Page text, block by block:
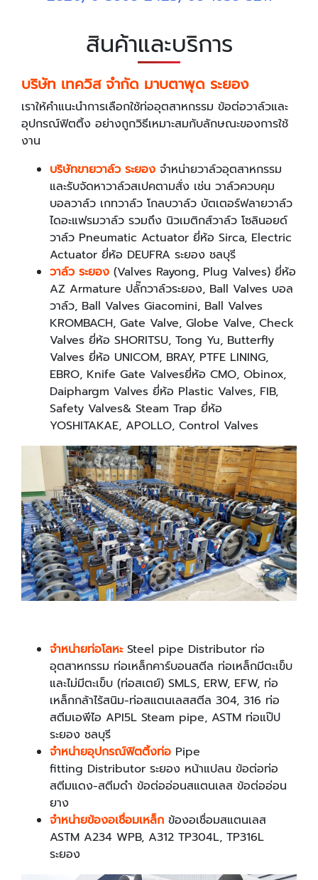
สินค้าและบริการ
บริษัท เทควิส จำกัด มาบตาพุด ระยอง
เราให้คำแนะนำการเลือกใช้ท่ออุตสาหกรรม ข้อต่อวาล์วและ
อุปกรณ์ฟิตติ้ง อย่างถูกวิธีเหมาะสมกับลักษณะของการใช้
งาน
บริษัทขายวาล์ว ระยอง จำหน่ายวาล์วอุตสาหกรรม
และรับจัดหาวาล์วสเปคตามสั่ง เช่น วาล์วควบคุม
บอลวาล์ว เกทวาล์ว โกลบวาล์ว บัตเตอร์ฟลายวาล์ว
ไดอะแฟรมวาล์ว รวมถึง นิวเมติกส์วาล์ว โซลินอยด์
วาล์ว Pneumatic Actuator ยี่ห้อ Sirca, Electric
Actuator ยี่ห้อ DEUFRA ระยอง ชลบุรี
วาล์ว ระยอง (Valves Rayong, Plug Valves) ยี่ห้อ
AZ Armature ปลั๊กวาล์วระยอง, Ball Valves บอล
วาล์ว, Ball Valves Giacomini, Ball Valves
KROMBACH, Gate Valve, Globe Valve, Check
Valves ยี่ห้อ SHORITSU, Tong Yu, Butterfly
Valves ยี่ห้อ UNICOM, BRAY, PTFE LINING,
EBRO, Knife Gate Valvesยี่ห้อ CMO, Obinox,
Daiphargm Valves ยี่ห้อ Plastic Valves, FIB,
Safety Valves& Steam Trap ยี่ห้อ
YOSHITAKAE, APOLLO, Control Valves
จำหน่ายท่อโลหะSteel pipe Distributor ท่อ
อุตสาหกรรม ท่อเหล็กคาร์บอนสตีล ท่อเหล็กมีตะเข็บ
และไม่มีตะเข็บ (ท่อสเตย์) SMLS, ERW, EFW, ท่อ
เหล็กกล้าไร้สนิม-ท่อสแตนเลสสตีล 304, 316 ท่อ
สตีมเอพีไอ API5L Steam pipe, ASTM ท่อแป๊ป
ระยอง ชลบุรี
จำหน่ายอุปกรณ์ฟิตติ้งท่อ Pipe
fitting Distributor ระยอง หน้าแปลน ข้อต่อท่อ
สตีมแดง-สตีมดำ ข้อต่ออ่อนสแตนเลส ข้อต่ออ่อน
ยาง
จำหน่ายข้องอเชื่อมเหล็ก ข้องอเชื่อมสแตนเลส
ASTM A234 WPB, A312 TP304L, TP316L
ระยอง